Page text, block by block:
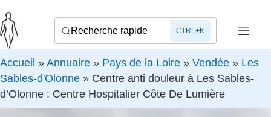
Recherche rapide CTRL+K
Accueil » Annuaire » Pays de la Loire » Vendée » Les
Sables-d'Olonne » Centre anti douleur à Les Sables-
d’Olonne : Centre Hospitalier Côte De Lumière